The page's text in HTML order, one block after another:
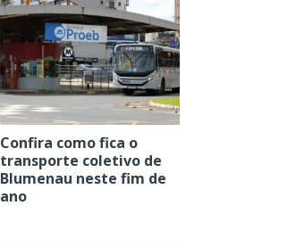
Confira como fica o
transporte coletivo de
Blumenau neste fim de
ano